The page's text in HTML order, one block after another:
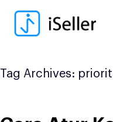
content
Tag Archives: